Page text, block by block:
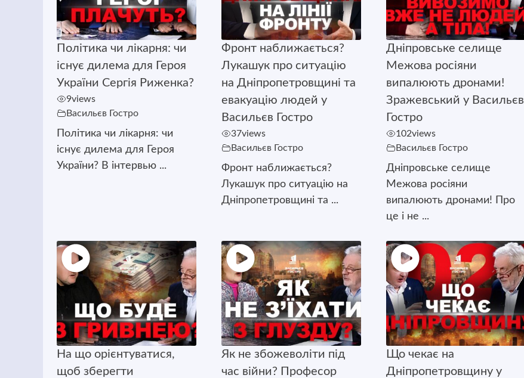
Політика чи лікарня: чи
існує дилема для Героя
України Сергія Риженка?
9views
Васильєв Гостро
Політика чи лікарня: чи
існує дилема для Героя
України? В інтервью ...
Фронт наближається?
Лукашук про ситуацію
на Дніпропетровщині та
евакуацію людей у
Васильєв Гостро
37views
Васильєв Гостро
Фронт наближається?
Лукашук про ситуацію на
Дніпропетровщині та ...
Дніпровське селище
Межова росіяни
випалюють дронами!
Зражевський у Васильєв
Гостро
102views
Васильєв Гостро
Дніпровське селище
Межова росіяни
випалюють дронами! Про
це і не ...
На що орієнтуватися,
щоб зберегти
Як не збожеволіти під
час війни? Професор
Що чекає на
Дніпропетровщину у